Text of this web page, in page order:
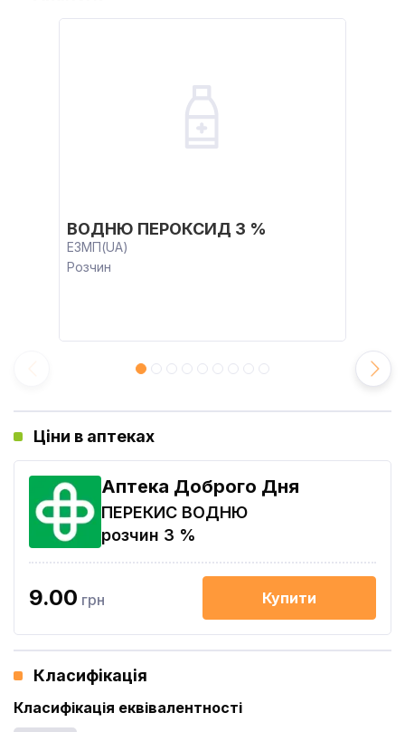
ВОДНЮ ПЕРОКСИД 3 %
ЕЗМП(UA)
Розчин
Ціни в аптеках
Аптека Доброго Дня
ПЕРЕКИС ВОДНЮ
розчин 3 %
9.00 грн Купити
Класифікація
Класифікація еквівалентності